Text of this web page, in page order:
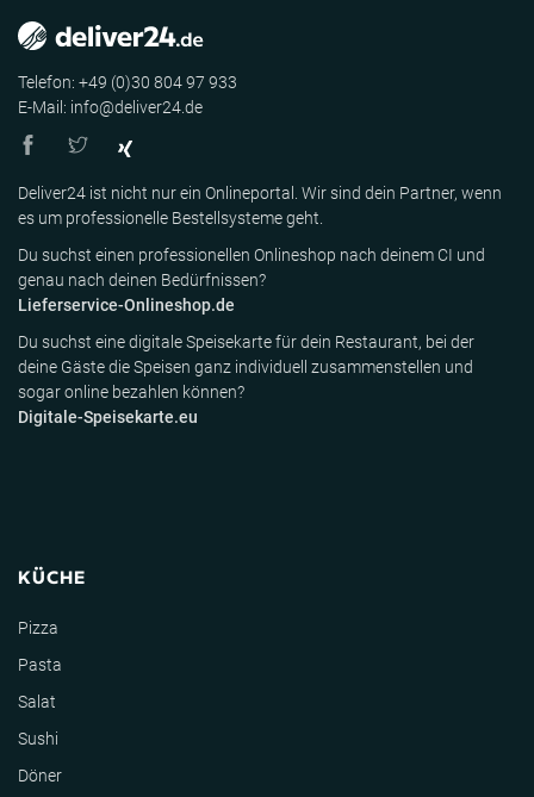
Telefon: +49 (0)30 804 97 933
E-Mail: info@deliver24.de
Deliver24 ist nicht nur ein Onlineportal. Wir sind dein Partner, wenn
es um professionelle Bestellsysteme geht.
Du suchst einen professionellen Onlineshop nach deinem CI und
genau nach deinen Bedürfnissen?
Lieferservice-Onlineshop.de
Du suchst eine digitale Speisekarte für dein Restaurant, bei der
deine Gäste die Speisen ganz individuell zusammenstellen und
sogar online bezahlen können?
Digitale-Speisekarte.eu
KÜCHE
Pizza
Pasta
Salat
Sushi
Döner